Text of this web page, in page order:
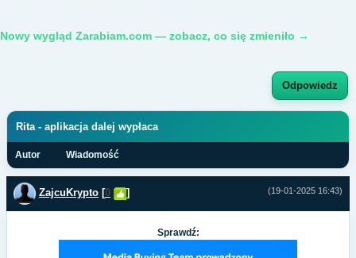
Nowy wygląd Zarabiam.com — zobacz, co się zmieniło →
Odpowiedz
Rita - aplikacja dalej wypłaca
Autor Wiadomość
(19-01-2025 16:43)
ZajcuKrypto [0 ]
Sprawdź: